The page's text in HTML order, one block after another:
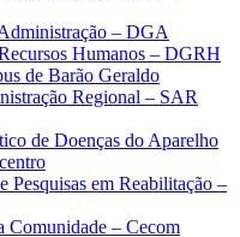
– DGA
Humanos – DGRH
de Barão Geraldo
Regional – SAR
de Doenças do Aparelho
Pesquisas em Reabilitação –
Comunidade – Cecom